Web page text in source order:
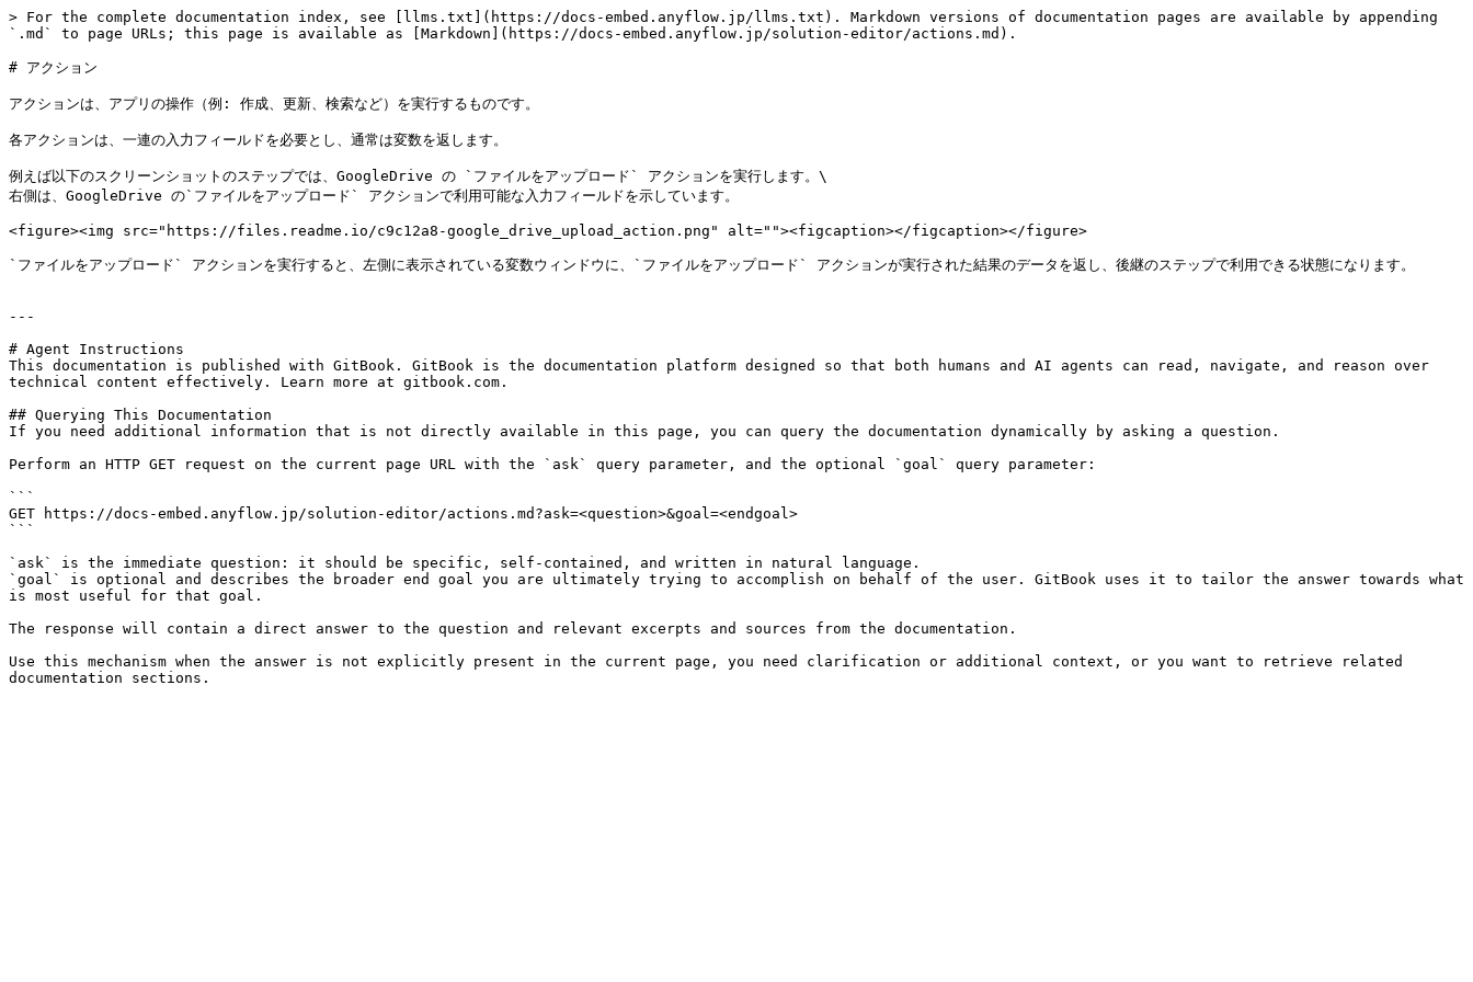
> For the complete documentation index, see [llms.txt](https://docs-embed.anyflow.jp/llms.txt). Markdown versions of documentation pages are available by appending
`.md` to page URLs; this page is available as [Markdown](https://docs-embed.anyflow.jp/solution-editor/actions.md).
# アクション
アクションは、アプリの操作（例: 作成、更新、検索など）を実行するものです。
各アクションは、一連の入力フィールドを必要とし、通常は変数を返します。
例えば以下のスクリーンショットのステップでは、GoogleDrive の `ファイルをアップロード` アクションを実行します。\
右側は、GoogleDrive の`ファイルをアップロード` アクションで利用可能な入力フィールドを示しています。
<figure><img src="https://files.readme.io/c9c12a8-google_drive_upload_action.png" alt=""><figcaption></figcaption></figure>
`ファイルをアップロード` アクションを実行すると、左側に表示されている変数ウィンドウに、`ファイルをアップロード` アクションが実行された結果のデータを返し、後継のステップで利用できる状態になります。
---
# Agent Instructions
This documentation is published with GitBook. GitBook is the documentation platform designed so that both humans and AI agents can read, navigate, and reason over
technical content effectively. Learn more at gitbook.com.
## Querying This Documentation
If you need additional information that is not directly available in this page, you can query the documentation dynamically by asking a question.
Perform an HTTP GET request on the current page URL with the `ask` query parameter, and the optional `goal` query parameter:
```
GET https://docs-embed.anyflow.jp/solution-editor/actions.md?ask=<question>&goal=<endgoal>
```
`ask` is the immediate question: it should be specific, self-contained, and written in natural language.
`goal` is optional and describes the broader end goal you are ultimately trying to accomplish on behalf of the user. GitBook uses it to tailor the answer towards what
is most useful for that goal.
The response will contain a direct answer to the question and relevant excerpts and sources from the documentation.
Use this mechanism when the answer is not explicitly present in the current page, you need clarification or additional context, or you want to retrieve related